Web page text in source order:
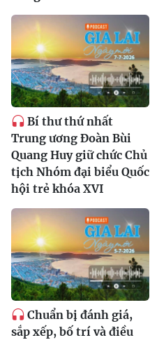
Bí thư thứ nhất
Trung ương Đoàn Bùi
Quang Huy giữ chức Chủ
tịch Nhóm đại biểu Quốc
hội trẻ khóa XVI
Chuẩn bị đánh giá,
sắp xếp, bố trí và điều